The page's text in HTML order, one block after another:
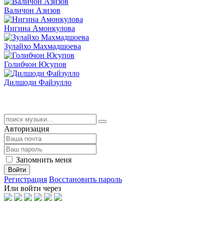
Валичон Азизов
Нигина Амонкулова
Зулайхо Махмадшоева
Голибчон Юсупов
Дилшоди Файзулло
Авторизация
Запомнить меня
Войти
Регистрация Восстановить пароль
Или войти через